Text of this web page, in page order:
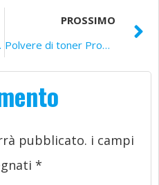
HP
PROSSIMO
Polvere di toner Problemi comuni e soluzioni
pubblicato. i campi
*